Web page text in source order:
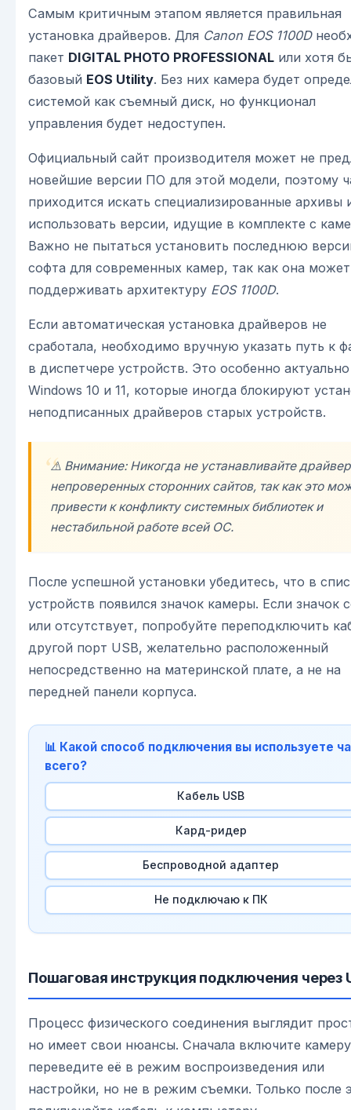
Самым критичным этапом является правильная
установка драйверов. Для Canon EOS 1100D
пакет DIGITAL PHOTO PROFESSIONAL или хотя
базовый EOS Utility. Без них камера будет
системой как съемный диск, но функционал
управления будет недоступен.
Официальный сайт производителя может не
новейшие версии ПО для этой модели, поэтому
приходится искать специализированные архивы
использовать версии, идущие в комплекте с
Важно не пытаться установить последнюю
софта для современных камер, так как она
поддерживать архитектуру EOS 1100D.
Если автоматическая установка драйверов не
сработала, необходимо вручную указать путь к
в диспетчере устройств. Это особенно
Windows 10 и 11, которые иногда блокируют
неподписанных драйверов старых устройств.
⚠️ Внимание: Никогда не устанавливайте
непроверенных сторонних сайтов, так как это
привести к конфликту системных библиотек и
нестабильной работе всей ОС.
После успешной установки убедитесь, что в
устройств появился значок камеры. Если значок
или отсутствует, попробуйте переподключить
другой порт USB, желательно расположенный
непосредственно на материнской плате, а не на
передней панели корпуса.
📊 Какой способ подключения вы используете
всего?
Кабель USB
Кард-ридер
Беспроводной адаптер
Не подключаю к ПК
Пошаговая инструкция подключения через
Процесс физического соединения выглядит
но имеет свои нюансы. Сначала включите
переведите её в режим воспроизведения или
настройки, но не в режим съемки. Только после